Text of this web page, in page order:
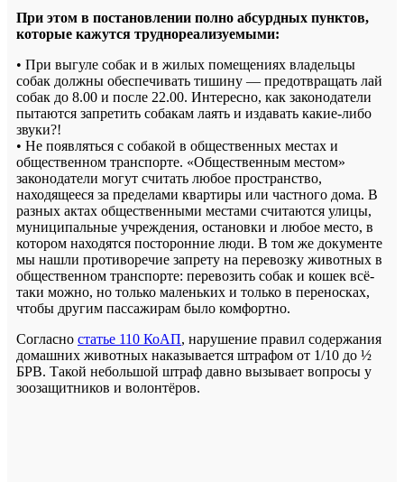
При этом в постановлении полно абсурдных пунктов,
которые кажутся труднореализуемыми:
• При выгуле собак и в жилых помещениях владельцы
собак должны обеспечивать тишину — предотвращать лай
собак до 8.00 и после 22.00. Интересно, как законодатели
пытаются запретить собакам лаять и издавать какие-либо
звуки?!
• Не появляться с собакой в общественных местах и
общественном транспорте. «Общественным местом»
законодатели могут считать любое пространство,
находящееся за пределами квартиры или частного дома. В
разных актах общественными местами считаются улицы,
муниципальные учреждения, остановки и любое место, в
котором находятся посторонние люди. В том же документе
мы нашли противоречие запрету на перевозку животных в
общественном транспорте: перевозить собак и кошек всё-
таки можно, но только маленьких и только в переносках,
чтобы другим пассажирам было комфортно.
Согласно статье 110 КоАП, нарушение правил содержания
домашних животных наказывается штрафом от 1/10 до ½
БРВ. Такой небольшой штраф давно вызывает вопросы у
зоозащитников и волонтёров.